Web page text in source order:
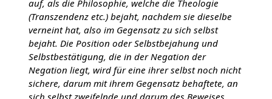
auf, als die Philosophie, welche die Theologie
(Transzendenz etc.) bejaht, nachdem sie dieselbe
verneint hat, also im Gegensatz zu sich selbst
bejaht. Die Position oder Selbstbejahung und
Selbstbestätigung, die in der Negation der
Negation liegt, wird für eine ihrer selbst noch nicht
sichere, darum mit ihrem Gegensatz behaftete, an
sich selbst zweifelnde und darum des Beweises